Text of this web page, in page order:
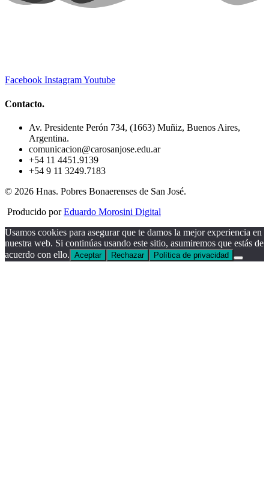
Facebook InstagramYoutube
Contacto.
Av. Presidente Perón 734, (1663) Muñiz, Buenos Aires,
Argentina.
comunicacion@carosanjose.edu.ar
+54 11 4451.9139
+54 9 11 3249.7183
© 2026 Hnas. Pobres Bonaerenses de San José.
Producido porEduardo Morosini Digital
Usamos cookies para asegurar que te damos la mejor experiencia en
nuestra web. Si continúas usando este sitio, asumiremos que estás de
acuerdo con ello. Aceptar Rechazar Política de privacidad